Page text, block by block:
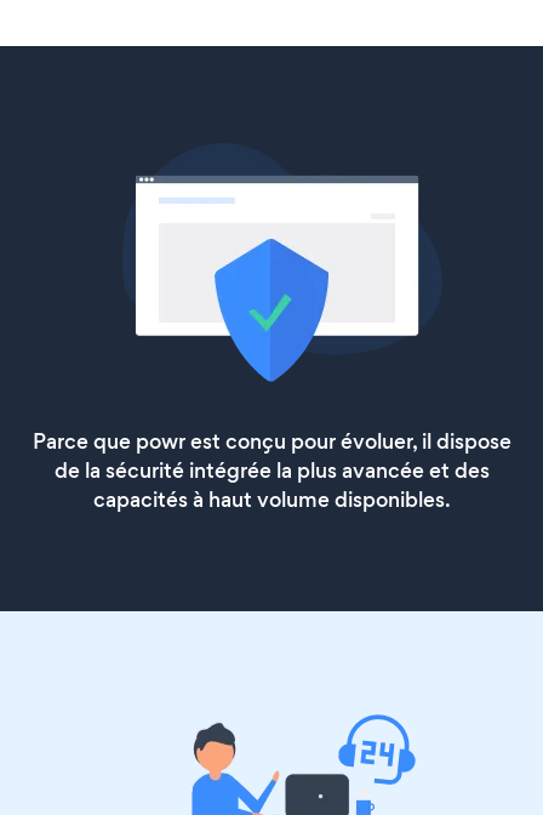
Parce que powr est conçu pour évoluer, il dispose
de la sécurité intégrée la plus avancée et des
capacités à haut volume disponibles.